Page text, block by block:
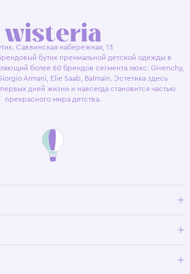
Саввинская набережная, 13
бутик премиальной детской одежды в
более 60 брендов сегмента люкс: Givenchy,
Armani, Elie Saab, Balmain. Эстетика здесь
дней жизни и навсегда становится частью
прекрасного мира детства.